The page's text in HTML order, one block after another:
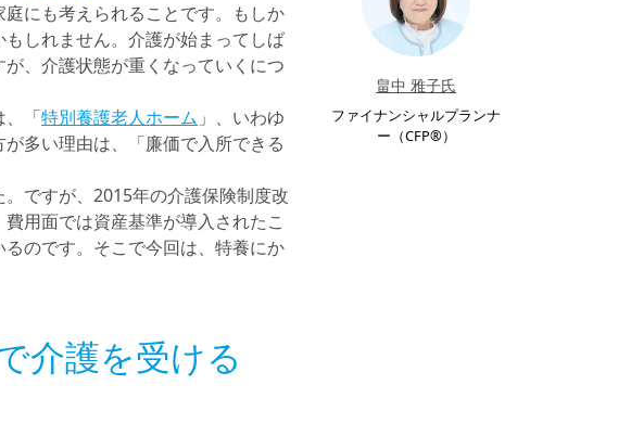
にも考えられることです。もしか
しれません。介護が始まってしば
、介護状態が重くなっていくにつ
、「特別養護老人ホーム 」、いわゆ
多い理由は、「廉価で入所できる
ですが、2015年の介護保険制度改
用面では資産基準が導入されたこ
のです。そこで今回は、特養にか
介護を受ける
畠中 雅子氏
ファイナンシャルプランナ
ー（CFP®）